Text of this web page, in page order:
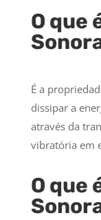
O que
É a
dissipar a
através da
vibratória em
O que